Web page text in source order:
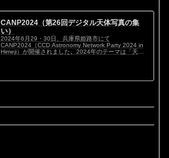
CANP2024（第26回デジタル天体写真の集
い）
2024年6月29・30日、兵庫県姫路市にて
CANP2024（CCD Astronomy Network Party 2024 in
Himeji）が開催されました。2024年のテーマは「天体